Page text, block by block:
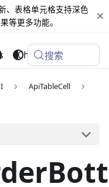
、表格单元格支持深色
等更多功能。
Changelog
搜索
ApiTableCell